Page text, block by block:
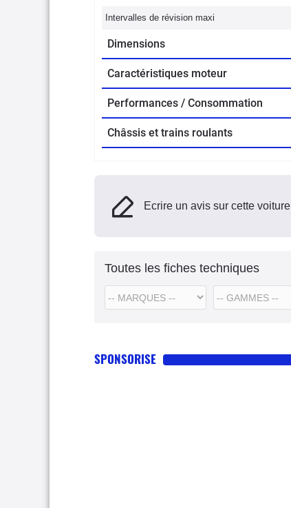
Intervalles de révision maxi
Dimensions
Caractéristiques moteur
Performances / Consommation
Châssis et trains roulants
Ecrire un avis sur cette voiture
Toutes les fiches techniques
SPONSORISE